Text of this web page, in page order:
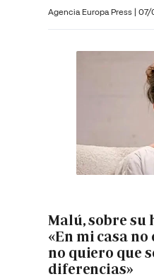
Agencia Europa Press | 07/
Malú, sobre su
«En mi casa
no quiero que
diferencias»